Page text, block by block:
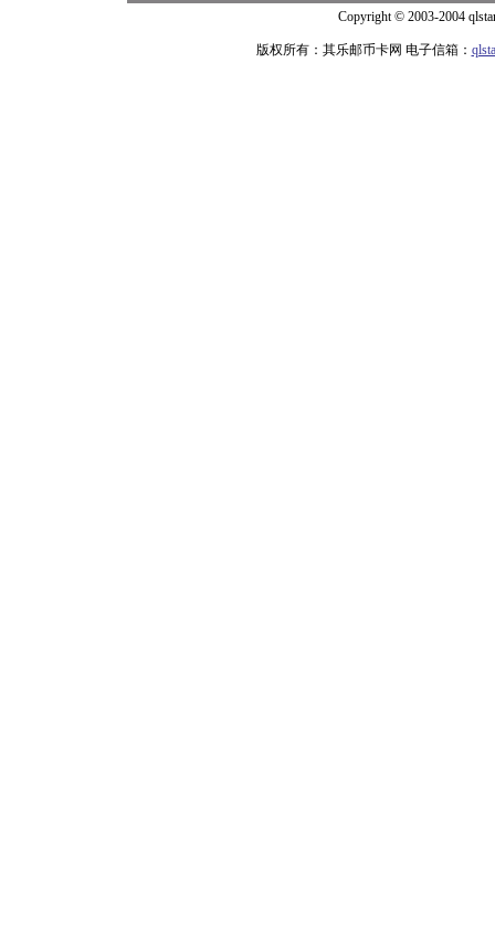
Copyright © 2003-2004
版权所有：其乐邮币卡网 电子信箱：